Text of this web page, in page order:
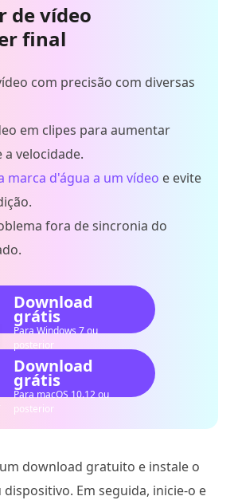
de vídeo
final
com precisão com diversas
em clipes para aumentar
velocidade.
marca d'água a um vídeo e evite
fora de sincronia do
Download
grátis
Para Windows 7 ou
posterior
Download
grátis
Para macOS 10.12 ou
posterior
um download gratuito e instale o
Em seguida, inicie-o e